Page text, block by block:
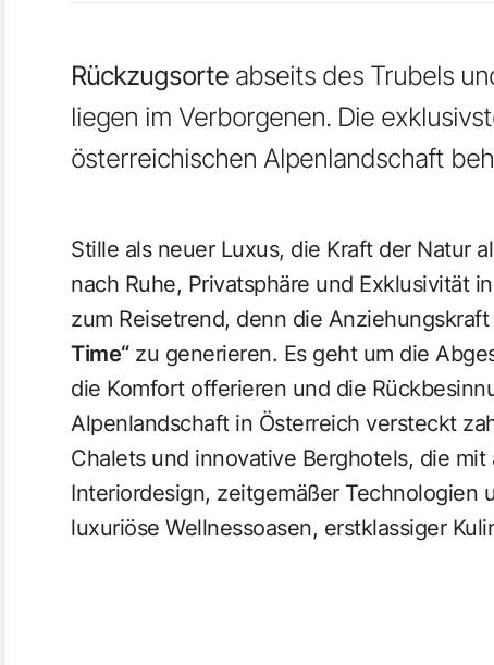
Rückzugsorte abseits des Trubels
liegen im Verborgenen. Die
österreichischen Alpenlandschaft
Stille als neuer Luxus, die Kraft der Natur
nach Ruhe, Privatsphäre und Exklusivität
zum Reisetrend, denn die
Time“zu generieren. Es geht um die
die Komfort offerieren und die
Alpenlandschaft in Österreich versteckt
Chalets und innovative Berghotels, die
Interiordesign, zeitgemäßer
luxuriöse Wellnessoasen, erstklassiger